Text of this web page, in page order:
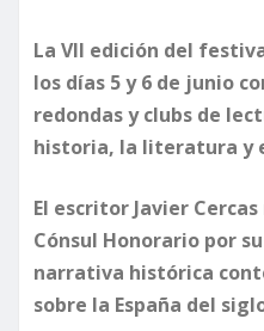
La VII edición del
los días 5 y 6 de junio
redondas y clubs de
historia, la literatura y
El escritor Javier
Cónsul Honorario por
narrativa histórica
sobre la España del